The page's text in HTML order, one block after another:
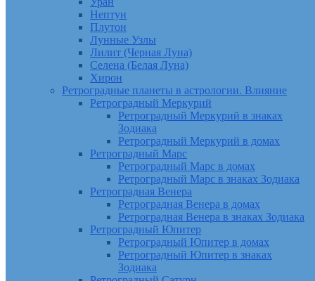
Нептун
Плутон
Лунные Узлы
Лилит (Черная Луна)
Селена (Белая Луна)
Хирон
Ретроградные планеты в астрологии. Влияние
Ретроградный Меркурий
Ретроградный Меркурий в знаках
Зодиака
Ретроградный Меркурий в домах
Ретроградный Марс
Ретроградный Марс в домах
Ретроградный Марс в знаках Зодиака
Ретроградная Венера
Ретроградная Венера в домах
Ретроградная Венера в знаках Зодиака
Ретроградный Юпитер
Ретроградный Юпитер в домах
Ретроградный Юпитер в знаках
Зодиака